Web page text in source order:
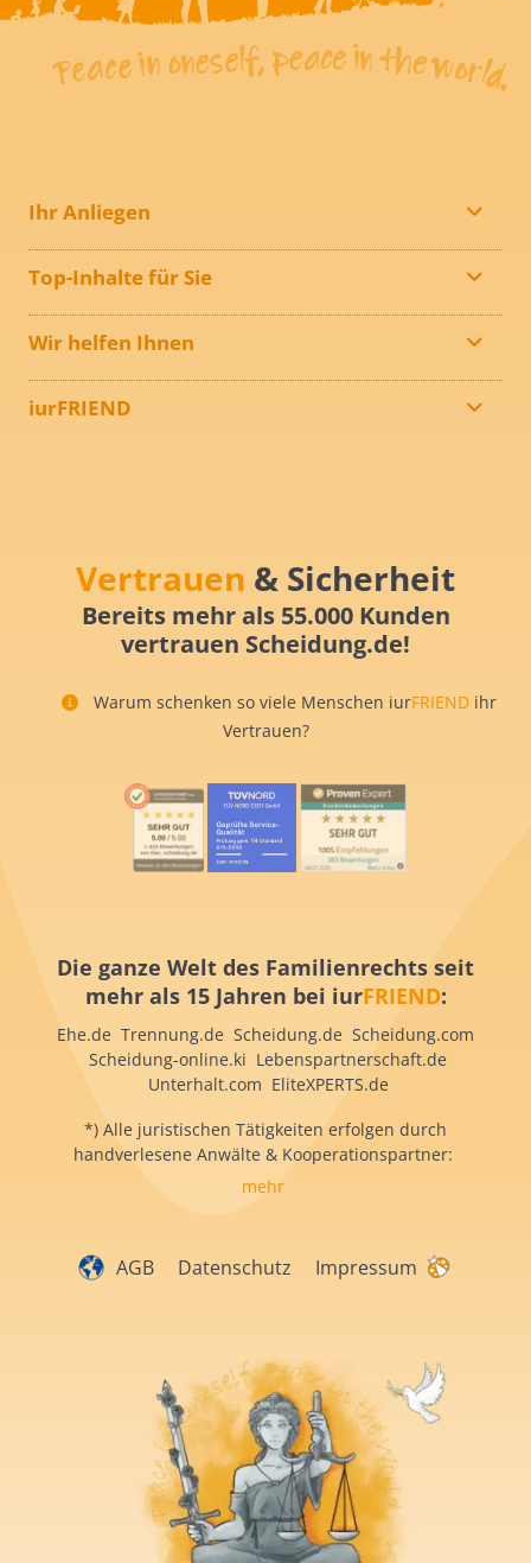
Ihr Anliegen
Top-Inhalte für Sie
Wir helfen Ihnen
iurFRIEND
Vertrauen & Sicherheit
Bereits mehr als 55.000 Kunden
vertrauen Scheidung.de!
Warum schenken so viele Menschen iurFRIEND ihr
Vertrauen?
Die ganze Welt des Familienrechts seit
mehr als 15 Jahren bei iurFRIEND:
Ehe.de Trennung.de Scheidung.de Scheidung.com
Scheidung-online.ki Lebenspartnerschaft.de
Unterhalt.com EliteXPERTS.de
*) Alle juristischen Tätigkeiten erfolgen durch
handverlesene Anwälte & Kooperationspartner:
mehr
AGB Datenschutz Impressum